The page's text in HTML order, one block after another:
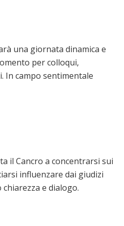
una giornata dinamica e
per colloqui,
campo sentimentale
il Cancro a concentrarsi sui
influenzare dai giudizi
e dialogo.